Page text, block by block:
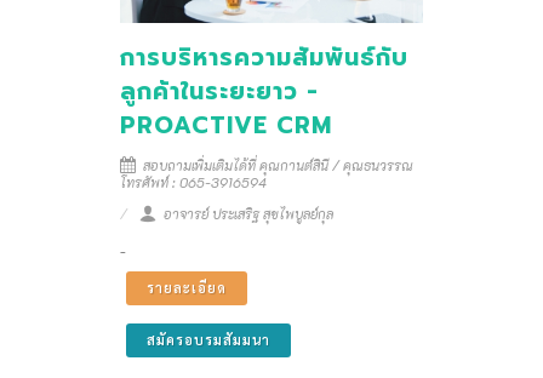
การบริหารความสัมพันธ์กับ
ลูกค้าในระยะยาว -
PROACTIVE CRM
สอบถามเพิ่มเติมได้ที่ คุณกานต์สินี / คุณธนวรรณ
โทรศัพท์ : 065-3916594
อาจารย์ ประเสริฐ สุขไพบูลย์กุล
-
รายละเอียด
สมัครอบรมสัมมนา